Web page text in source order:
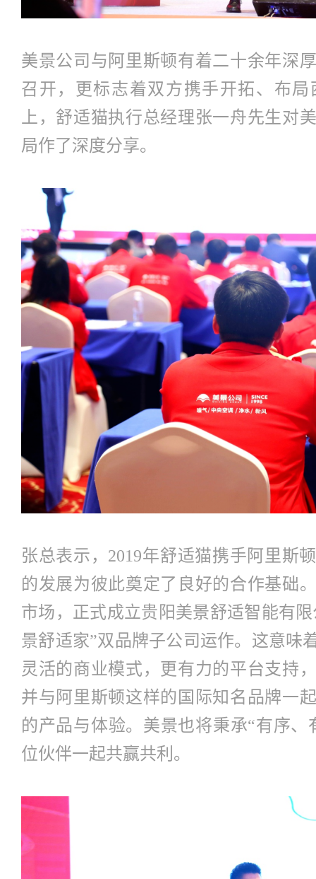
美景公司与阿里斯顿有着二十余年深
召开，更标志着双方携手开拓、布
上，舒适猫执行总经理张一舟先生对
局作了深度分享。
张总表示，2019年舒适猫携手阿里斯
的发展为彼此奠定了良好的合作基础
市场，正式成立贵阳美景舒适智能有
景舒适家”双品牌子公司运作。这意味
灵活的商业模式，更有力的平台支持
并与阿里斯顿这样的国际知名品牌一
的产品与体验。美景也将秉承“有序
位伙伴一起共赢共利。